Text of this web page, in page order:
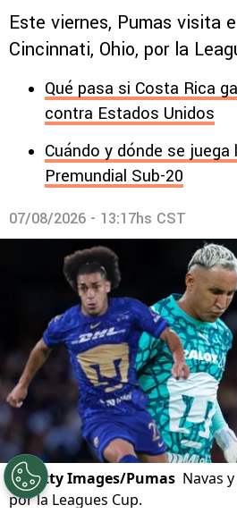
Este viernes, Pumas visita
Cincinnati, Ohio, por la
Qué pasa si Costa Rica
contra Estados Unidos
Cuándo y dónde se juega
Premundial Sub-20
07/08/2026 - 13:17hs CST
©Getty Images/Pumas Navas
por la Leagues Cup.